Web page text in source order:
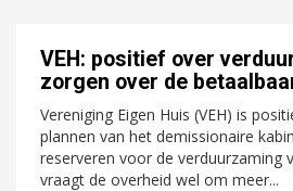
VEH: positief over
zorgen over de
Vereniging Eigen Huis (VEH) is
plannen van het demissionaire
reserveren voor de verduurzaming
vraagt de overheid wel om meer...